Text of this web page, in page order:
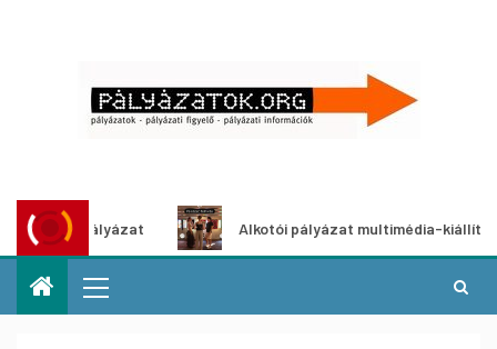
Alkotói pályázat multimédia-kiállításhoz